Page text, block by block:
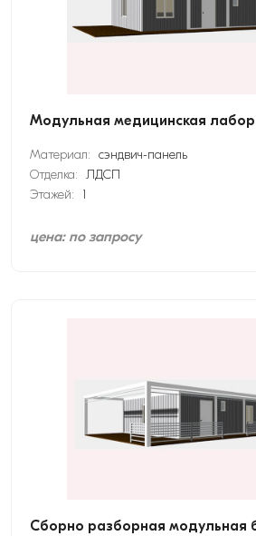
Модульная медицинская
Материал: сэндвич-панель
Отделка: ЛДСП
Этажей:
1
цена: по запросу
Сборно разборная модульная